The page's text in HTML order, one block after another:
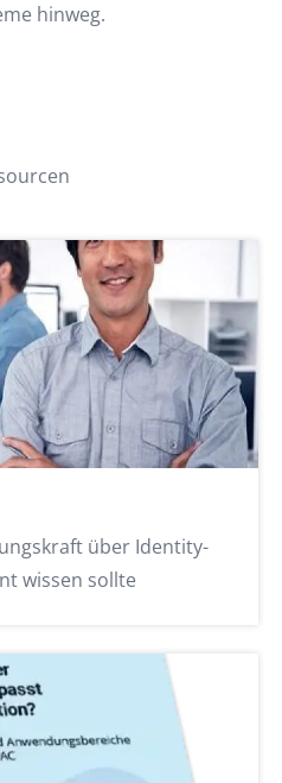
hinweg.
über Identity-
wissen sollte